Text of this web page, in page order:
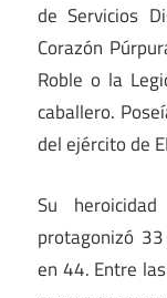
de Servicios
Corazón
Roble o la
caballero.
del ejército de
Su
protagonizó
en 44. Entre